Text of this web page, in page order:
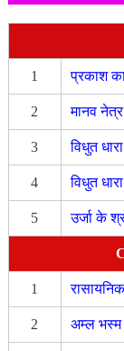
1 प्रकाश
2 मानव नेत्र
3 विधुत धारा
4 विधुत
5 उर्जा के
1
2 अम्ल